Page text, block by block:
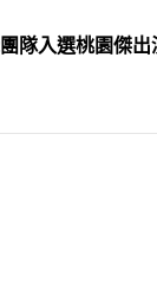
隊入選桃園傑